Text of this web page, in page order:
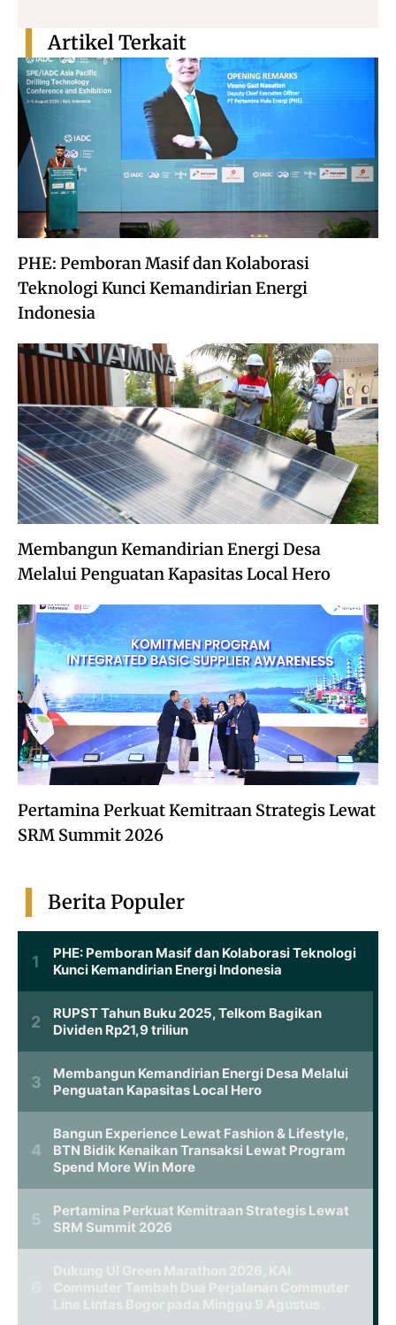
PHE: Pemboran Masif dan Kolaborasi
Teknologi Kunci Kemandirian Energi
Indonesia
Membangun Kemandirian Energi Desa
Melalui Penguatan Kapasitas Local Hero
Pertamina Perkuat Kemitraan Strategis Lewat
SRM Summit 2026
Artikel Terkait
Berita Populer